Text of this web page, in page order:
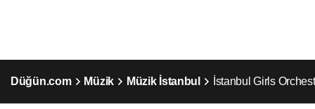
Düğün.com Müzik Müzik İstanbul İstanbul Girls